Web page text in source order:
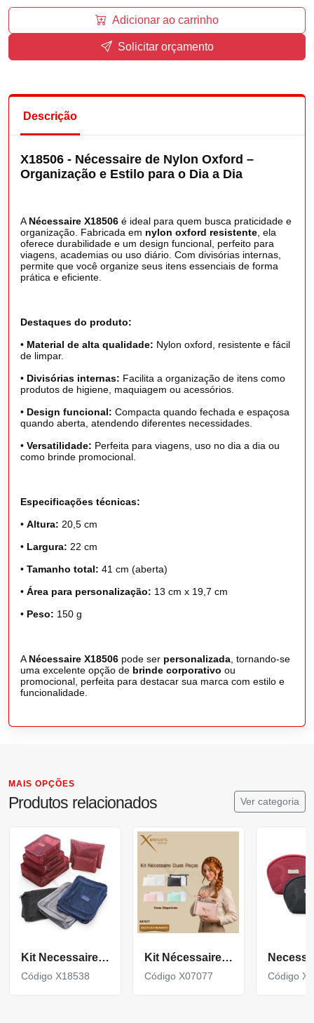
Adicionar ao carrinho
Solicitar orçamento
Descrição
X18506 - Nécessaire de Nylon Oxford –
Organização e Estilo para o Dia a Dia
A Nécessaire X18506 é ideal para quem busca praticidade e
organização. Fabricada em nylon oxford resistente , ela
oferece durabilidade e um design funcional, perfeito para
viagens, academias ou uso diário. Com divisórias internas,
permite que você organize seus itens essenciais de forma
prática e eficiente.
Destaques do produto:
• Material de alta qualidade: Nylon oxford, resistente e fácil
de limpar.
• Divisórias internas: Facilita a organização de itens como
produtos de higiene, maquiagem ou acessórios.
• Design funcional: Compacta quando fechada e espaçosa
quando aberta, atendendo diferentes necessidades.
• Versatilidade: Perfeita para viagens, uso no dia a dia ou
como brinde promocional.
Especificações técnicas:
• Altura: 20,5 cm
• Largura: 22 cm
• Tamanho total: 41 cm (aberta)
• Área para personalização: 13 cm x 19,7 cm
• Peso: 150 g
A Nécessaire X18506 pode ser personalizada , tornando-se
uma excelente opção de brinde corporativo ou
promocional, perfeita para destacar sua marca com estilo e
funcionalidade.
MAIS OPÇÕES
Produtos relacionados Ver categoria
Kit Necessaire 6 Peças
Código X18538
Kit Nécessaire Duas Peças em tamanhos Diferentes X07077
Código X07077 Código